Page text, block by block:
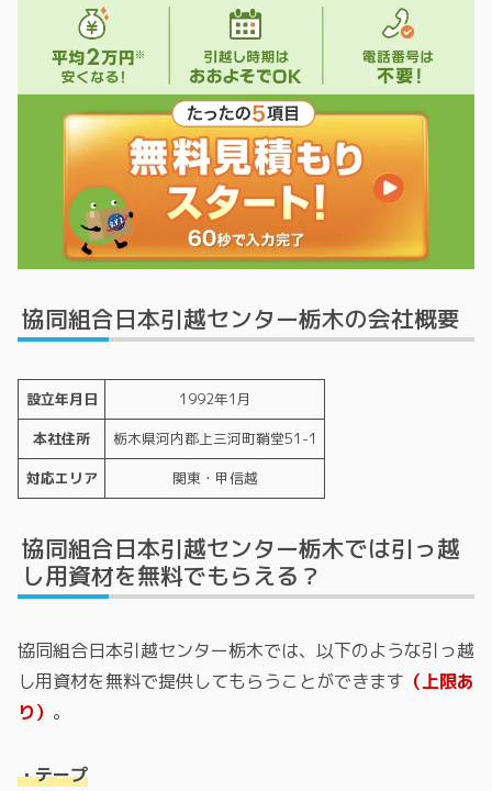
協同組合日本引越センター栃木の会社概要
設立年月日
1992年1月
本社住所
栃木県河内郡上三河町鞘堂51-1
対応エリア
関東・甲信越
協同組合日本引越センター栃木では引っ越
し用資材を無料でもらえる？
協同組合日本引越センター栃木では、以下のような引っ越
し用資材を無料で提供してもらうことができます （上限あ
り） 。
・テープ